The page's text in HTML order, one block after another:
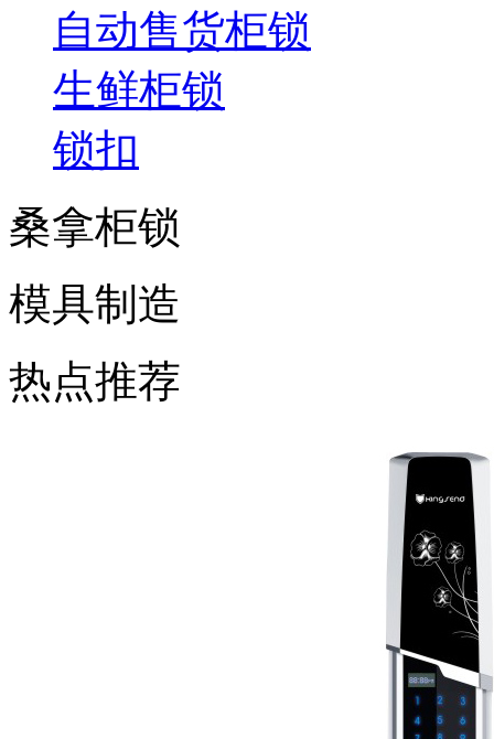
自动售货柜锁
生鲜柜锁
锁扣
桑拿柜锁
模具制造
热点推荐